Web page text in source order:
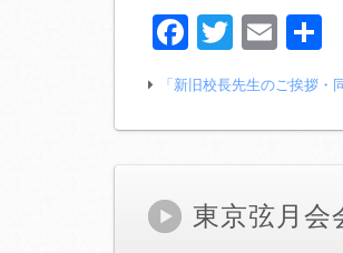
Facebook
Twitter
「新旧校長先生のご挨拶
東京弦月会